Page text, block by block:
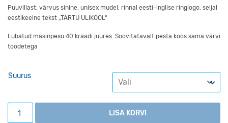
Puuvillast, värvus sinine, unisex mudel, rinnal eesti-inglise ringlogo, seljal
eestikeelne tekst „TARTU ÜLIKOOL“
Lubatud masinpesu 40 kraadi juures. Soovitatavalt pesta koos sama värvi
toodetega
Suurus
Unisex T-särk ringlogoga, sinine kogus
LISA KORVI